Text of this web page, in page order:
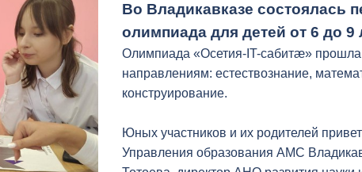
Общественное обсуждение
документов стратегического
планирования
Порядок обжалования решений и
действий органов местного
самоуправления
органа
Во Владикавказе состоялась
олимпиада для детей от 6 до 9
Олимпиада «Осетия-IT-сабитӕ»
направлениям: естествознание,
конструирование.
Юных участников и их родителей
Управления образования АМС